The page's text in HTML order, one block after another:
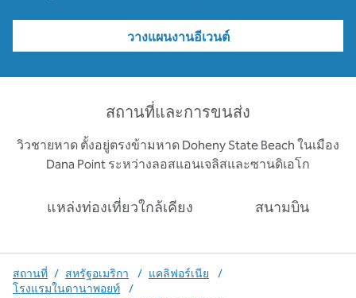
วางแผนงานอีเวนต์
สถานที่และการขนส่ง
วิวชายหาด ตั้งอยู่ตรงข้ามหาด Doheny State Beach ในเมือง
Dana Point ระหว่างลอสแอนเจลิสและซานดิเอโก
แหล่งท่องเที่ยวใกล้เคียง สนามบิน
สถานที่ / สหรัฐอเมริกา / แคลิฟอร์เนีย
/
โรงแรมในดานาพอยท์
/